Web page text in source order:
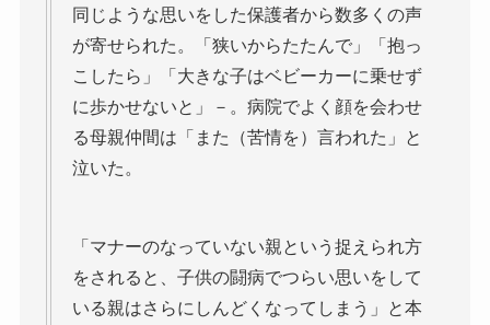
同じような思いをした保護者から数多くの声
が寄せられた。「狭いからたたんで」「抱っ
こしたら」「大きな子はベビーカーに乗せず
に歩かせないと」－。病院でよく顔を会わせ
る母親仲間は「また（苦情を）言われた」と
泣いた。
「マナーのなっていない親という捉えられ方
をされると、子供の闘病でつらい思いをして
いる親はさらにしんどくなってしまう」と本